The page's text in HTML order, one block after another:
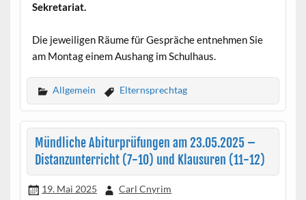
Sekretariat.
Die jeweiligen Räume für Gespräche entnehmen Sie
am Montag einem Aushang im Schulhaus.
Allgemein Elternsprechtag
Mündliche Abiturprüfungen am 23.05.2025 –
Distanzunterricht (7-10) und Klausuren (11-12)
19. Mai 2025 Carl Cnyrim